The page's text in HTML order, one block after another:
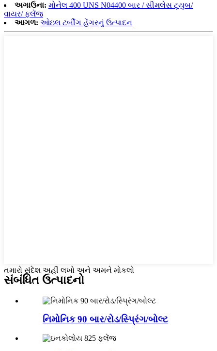
અગાઉના: મોનેલ 400 UNS N04400 બાર / સીમલેસ ટ્યુબ/
વાયર/ ફ્લેંજ
આગળ: ઓઇલ ટર્બીંગ હેંગરનું ઉત્પાદન
તમારો સંદેશ અહીં લખો અને અમને મોકલો
સંબંધિત ઉત્પાદનો
નિમોનિક 90 બાર/રોડ/સ્પ્રિંગ/બોલ્ટ